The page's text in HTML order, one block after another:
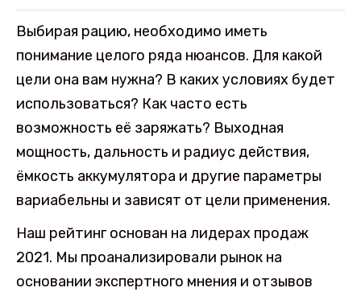
Выбирая рацию, необходимо иметь
понимание целого ряда нюансов. Для какой
цели она вам нужна? В каких условиях будет
использоваться? Как часто есть
возможность её заряжать? Выходная
мощность, дальность и радиус действия,
ёмкость аккумулятора и другие параметры
вариабельны и зависят от цели применения.
Наш рейтинг основан на лидерах продаж
2021. Мы проанализировали рынок на
основании экспертного мнения и отзывов